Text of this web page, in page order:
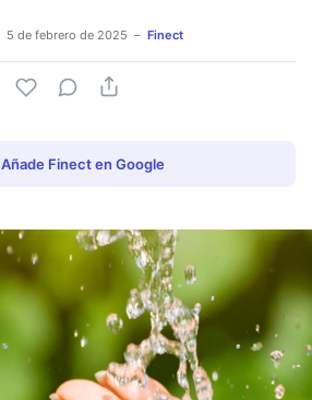
5 de febrero de 2025 Finect
Añade Finect en Google